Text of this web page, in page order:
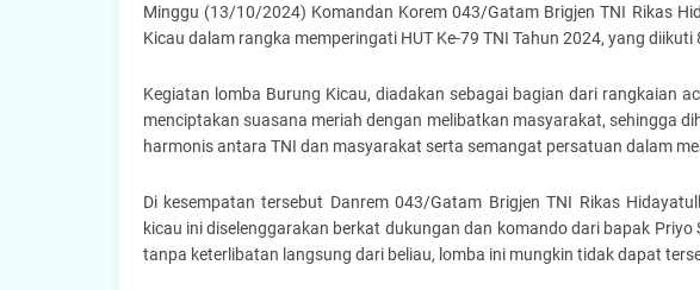
Minggu (13/10/2024) Komandan Korem 043/Gatam Brigjen TNI Rikas
Kicau dalam rangka memperingati HUT Ke-79 TNI Tahun 2024, yang diikuti
Kegiatan lomba Burung Kicau, diadakan sebagai bagian dari rangkaian
menciptakan suasana meriah dengan melibatkan masyarakat, sehingga
harmonis antara TNI dan masyarakat serta semangat persatuan dalam
Di kesempatan tersebut Danrem 043/Gatam Brigjen TNI Rikas
kicau ini diselenggarakan berkat dukungan dan komando dari bapak
tanpa keterlibatan langsung dari beliau, lomba ini mungkin tidak dapat